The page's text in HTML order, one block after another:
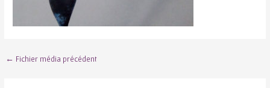
← Fichier média précédent